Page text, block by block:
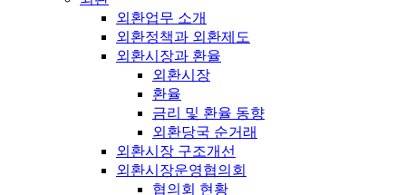
외환업무 소개
외환정책과 외환제도
외환시장과 환율
외환시장
환율
금리 및 환율 동향
외환당국 순거래
외환시장 구조개선
외환시장운영협의회
협의회 현황